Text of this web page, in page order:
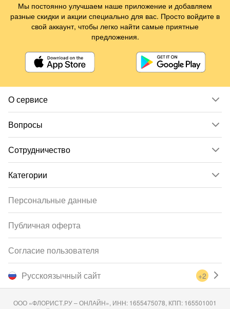
О сервисе
Вопросы
Сотрудничество
Категории
Русскоязычный сайт +2
Персональные данные
Публичная оферта
Согласие пользователя
ООО «ФЛОРИСТ.РУ – ОНЛАЙН», ИНН: 1655475078, КПП: 165501001
Мы постоянно улучшаем наше приложение и добавляем
разные скидки и акции специально для вас. Просто войдите в
свой аккаунт, чтобы легко найти самые приятные
предложения.